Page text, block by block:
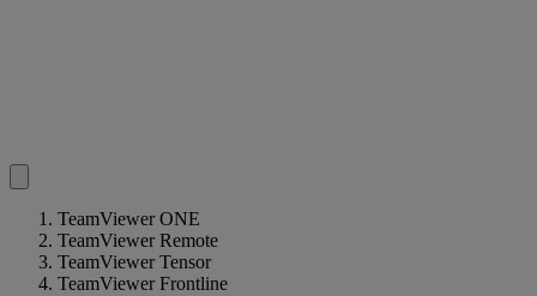
TeamViewer ONE
TeamViewer Remote
TeamViewer Tensor
TeamViewer Frontline